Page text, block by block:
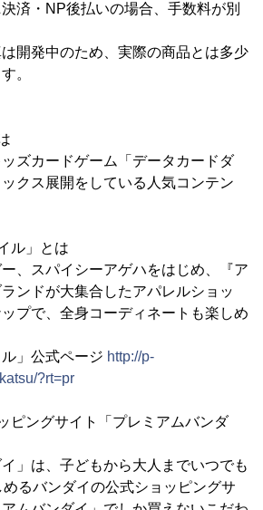
済・NP後払いの場合、手数料が別
開発中のため、実際の商品とは多少
。
ズカードゲーム「データカードダ
クス展開をしている人気コンテン
ル」とは
、スパイシーアゲハをはじめ、『ア
ンドが大集合したアパレルショッ
プで、全身コーディネートも楽しめ
ル」公式ページ http://p-
?rt=pr
ピングサイト「プレミアムバンダ
イ」は、子どもから大人までいつでも
るバンダイの公式ショッピングサ